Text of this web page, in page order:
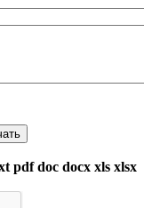
pdf doc docx xls xlsx